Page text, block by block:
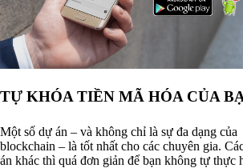
TỰ KHÓA TIỀN MÃ HÓA CỦA
Một số dự án – và không chỉ là sự đa dạng của
blockchain – là tốt nhất cho các chuyên gia.
án khác thì quá đơn giản để bạn không tự thực